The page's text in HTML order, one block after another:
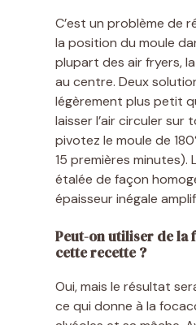
C’est un problème de
la position du moule
plupart des air fryers,
au centre. Deux
légèrement plus petit
laisser l’air circuler
pivotez le moule de
15 premières
étalée de façon
épaisseur inégale
Peut-on utiliser de la
cette recette ?
Oui, mais le résultat
ce qui donne à la